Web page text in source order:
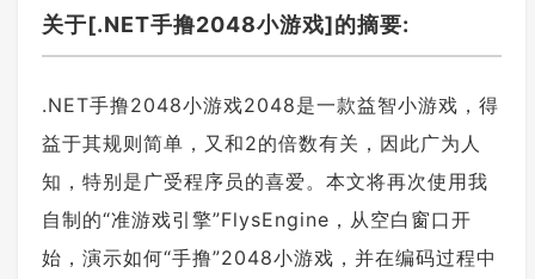
关于[.NET手撸2048小游戏]的摘要:
.NET手撸2048小游戏2048是一款益智小游戏，得
益于其规则简单，又和2的倍数有关，因此广为人
知，特别是广受程序员的喜爱。本文将再次使用我
自制的“准游戏引擎”FlysEngine，从空白窗口开
始，演示如何“手撸”2048小游戏，并在编码过程中